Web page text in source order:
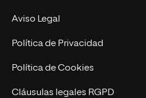
Experto Universitario
Postgrados
Cursos Universitarios
Nuestro Equipo
Trabaja en UNIR
Actualidad
UNIR Revista
Aviso Legal
Política de Privacidad
Política de Cookies
Cláusulas legales RGPD